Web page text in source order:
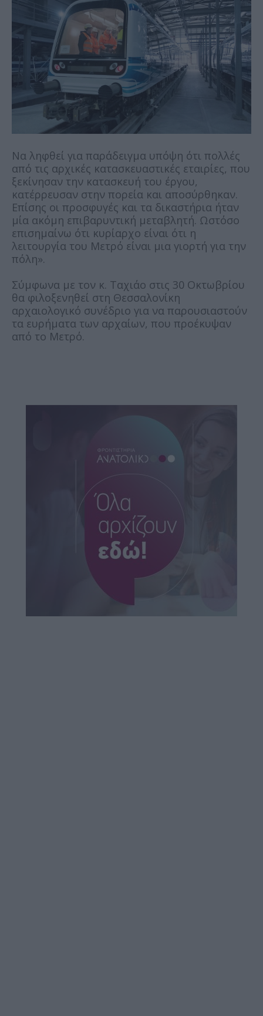
Να ληφθεί για παράδειγμα υπόψη ότι πολλές
από τις αρχικές κατασκευαστικές εταιρίες, που
ξεκίνησαν την κατασκευή του έργου,
κατέρρευσαν στην πορεία και αποσύρθηκαν.
Επίσης οι προσφυγές και τα δικαστήρια ήταν
μία ακόμη επιβαρυντική μεταβλητή. Ωστόσο
επισημαίνω ότι κυρίαρχο είναι ότι η
λειτουργία του Μετρό είναι μια γιορτή για την
πόλη».
Σύμφωνα με τον κ. Ταχιάο στις 30 Οκτωβρίου
θα φιλοξενηθεί στη Θεσσαλονίκη
αρχαιολογικό συνέδριο για να παρουσιαστούν
τα ευρήματα των αρχαίων, που προέκυψαν
από το Μετρό.